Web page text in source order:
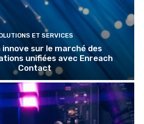
ET SERVICES
innove sur le marché des
unifiées avec Enreach
Contact